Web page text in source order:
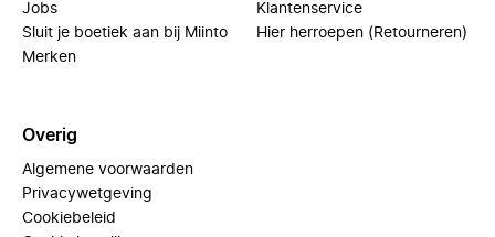
Jobs
Sluit je boetiek aan bij Miinto
Merken
Klantenservice
Hier herroepen (Retourneren)
Overig
Algemene voorwaarden
Privacywetgeving
Cookiebeleid